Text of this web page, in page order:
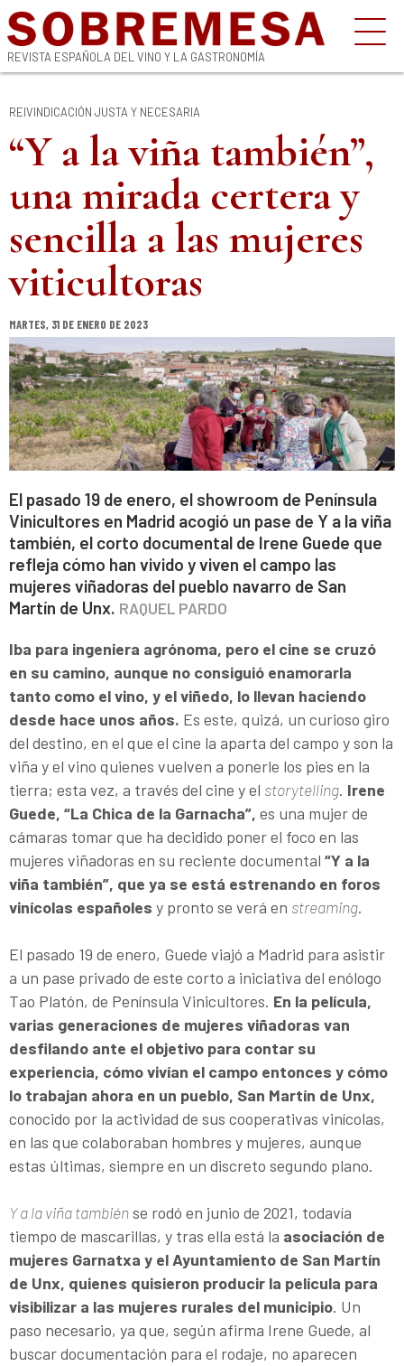
REVISTA ESPAÑOLA DEL VINO Y LA GASTRONOMÍA
REIVINDICACIÓN JUSTA Y NECESARIA
“Y a la viña también”,
una mirada certera y
sencilla a las mujeres
viticultoras
MARTES, 31 DE ENERO DE 2023
El pasado 19 de enero, el showroom de Península
Vinicultores en Madrid acogió un pase de Y a la viña
también, el corto documental de Irene Guede que
refleja cómo han vivido y viven el campo las
mujeres viñadoras del pueblo navarro de San
Martín de Unx. RAQUEL PARDO
Iba para ingeniera agrónoma, pero el cine se cruzó
en su camino, aunque no consiguió enamorarla
tanto como el vino, y el viñedo, lo llevan haciendo
desde hace unos años. Es este, quizá, un curioso giro
del destino, en el que el cine la aparta del campo y son la
viña y el vino quienes vuelven a ponerle los pies en la
tierra; esta vez, a través del cine y el storytelling. Irene
Guede, “La Chica de la Garnacha”, es una mujer de
cámaras tomar que ha decidido poner el foco en las
mujeres viñadoras en su reciente documental “Y a la
viña también”, que ya se está estrenando en foros
vinícolas españoles y pronto se verá en streaming.
El pasado 19 de enero, Guede viajó a Madrid para asistir
a un pase privado de este corto a iniciativa del enólogo
Tao Platón, de Península Vinicultores. En la película,
varias generaciones de mujeres viñadoras van
desfilando ante el objetivo para contar su
experiencia, cómo vivían el campo entonces y cómo
lo trabajan ahora en un pueblo, San Martín de Unx,
conocido por la actividad de sus cooperativas vinícolas,
en las que colaboraban hombres y mujeres, aunque
estas últimas, siempre en un discreto segundo plano.
Y a la viña tambiénse rodó en junio de 2021, todavía
tiempo de mascarillas, y tras ella está la asociación de
mujeres Garnatxa y el Ayuntamiento de San Martín
de Unx, quienes quisieron producir la película para
visibilizar a las mujeres rurales del municipio. Un
paso necesario, ya que, según afirma Irene Guede, al
buscar documentación para el rodaje, no aparecen